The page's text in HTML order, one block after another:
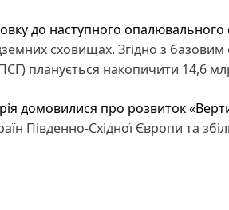
до наступного опалювального
сховищах. Згідно з
планується накопичити 14,6
домовилися про розвиток
Південно-Східної Європи та